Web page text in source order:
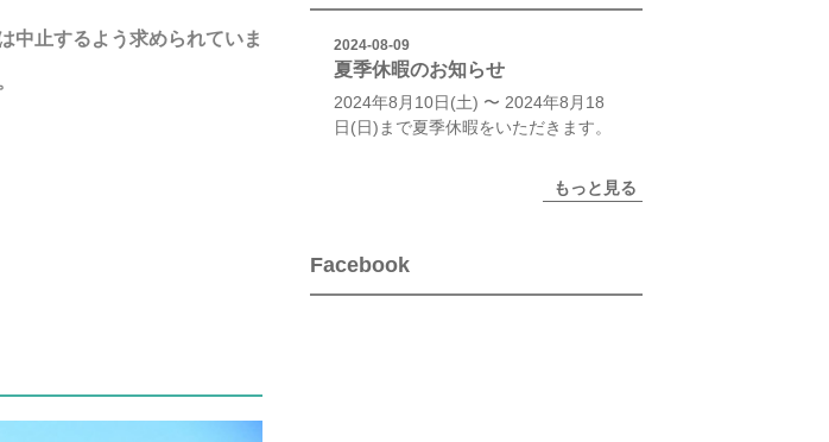
中止するよう求められていま 2024-08-09
夏季休暇のお知らせ
2024年8月10日(土) 〜 2024年8月18
日(日)まで夏季休暇をいただきます。
もっと見る
Facebook